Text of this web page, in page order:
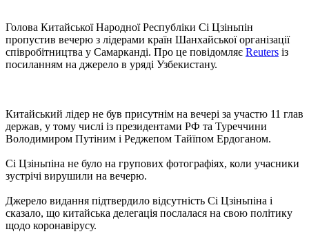
Голова Китайської Народної Республіки Сі Цзіньпін
пропустив вечерю з лідерами країн Шанхайської організації
співробітництва у Самарканді. Про це повідомляє Reuters із
посиланням на джерело в уряді Узбекистану.
Китайський лідер не був присутнім на вечері за участю 11 глав
держав, у тому числі із президентами РФ та Туреччини
Володимиром Путіним і Реджепом Тайїпом Ердоганом.
Сі Цзіньпіна не було на групових фотографіях, коли учасники
зустрічі вирушили на вечерю.
Джерело видання підтвердило відсутність Сі Цзіньпіна і
сказало, що китайська делегація послалася на свою політику
щодо коронавірусу.